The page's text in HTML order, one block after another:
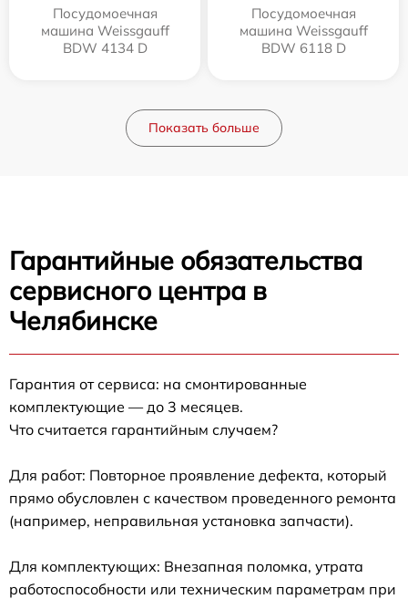
Посудомоечная
машина Weissgauff
BDW 4134 D
Посудомоечная
машина Weissgauff
BDW 6118 D
Показать больше
Гарантийные обязательства
сервисного центра в
Челябинске
Гарантия от сервиса: на смонтированные
комплектующие — до 3 месяцев.
Что считается гарантийным случаем?
Для работ: Повторное проявление дефекта, который
прямо обусловлен с качеством проведенного ремонта
(например, неправильная установка запчасти).
Для комплектующих: Внезапная поломка, утрата
работоспособности или техническим параметрам при